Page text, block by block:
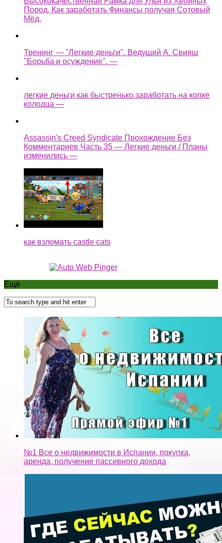
Пород. Как заработать Финансы получая Сотовый
Мёд.
Тренинг — "Легкие деньги". Ведущий А. Свияш
"Борьба и осуждение". —
легкие деньги как быстренько заработать на копке
колодца —
Assassin's Creed Syndicate Прохождение Без
Комментариев Часть 35 — Легкие деньги / Планы
изменились —
как взломать castle cats
Ещё
№1 Все о недвижимости в Испании, покупка,
аренда, получение пассивного дохода